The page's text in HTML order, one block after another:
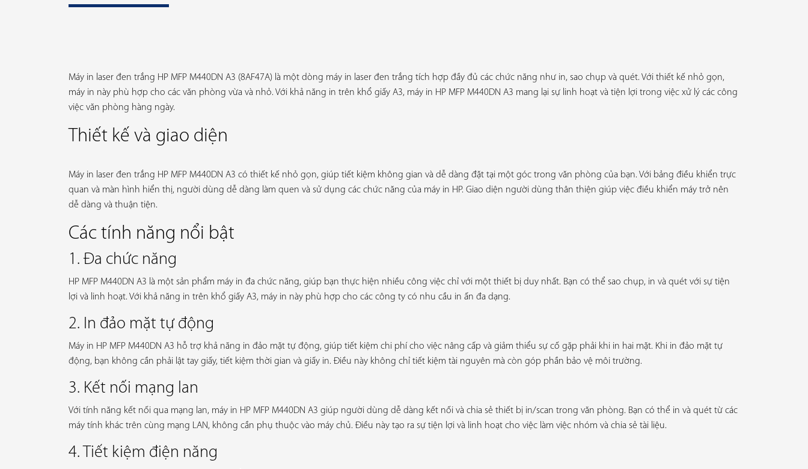
Máy in laser đen trắng HP MFP M440DN A3 (8AF47A) là một dòng máy in laser đen trắng tích hợp đầy đủ các chức năng như in, sao chụp và quét. Với thiết kế nhỏ gọn,
máy in này phù hợp cho các văn phòng vừa và nhỏ. Với khả năng in trên khổ giấy A3, máy in HP MFP M440DN A3 mang lại sự linh hoạt và tiện lợi trong việc xử lý các công
việc văn phòng hàng ngày.
Thiết kế và giao diện
Máy in laser đen trắng HP MFP M440DN A3 có thiết kế nhỏ gọn, giúp tiết kiệm không gian và dễ dàng đặt tại một góc trong văn phòng của bạn. Với bảng điều khiển trực
quan và màn hình hiển thị, người dùng dễ dàng làm quen và sử dụng các chức năng của máy in HP. Giao diện người dùng thân thiện giúp việc điều khiển máy trở nên
dễ dàng và thuận tiện.
Các tính năng nổi bật
1. Đa chức năng
HP MFP M440DN A3 là một sản phẩm máy in đa chức năng, giúp bạn thực hiện nhiều công việc chỉ với một thiết bị duy nhất. Bạn có thể sao chụp, in và quét với sự tiện
lợi và linh hoạt. Với khả năng in trên khổ giấy A3, máy in này phù hợp cho các công ty có nhu cầu in ấn đa dạng.
2. In đảo mặt tự động
Máy in HP MFP M440DN A3 hỗ trợ khả năng in đảo mặt tự động, giúp tiết kiệm chi phí cho việc nâng cấp và giảm thiểu sự cố gặp phải khi in hai mặt. Khi in đảo mặt tự
động, bạn không cần phải lật tay giấy, tiết kiệm thời gian và giấy in. Điều này không chỉ tiết kiệm tài nguyên mà còn góp phần bảo vệ môi trường.
3. Kết nối mạng lan
Với tính năng kết nối qua mạng lan, máy in HP MFP M440DN A3 giúp người dùng dễ dàng kết nối và chia sẻ thiết bị in/scan trong văn phòng. Bạn có thể in và quét từ các
máy tính khác trên cùng mạng LAN, không cần phụ thuộc vào máy chủ. Điều này tạo ra sự tiện lợi và linh hoạt cho việc làm việc nhóm và chia sẻ tài liệu.
4. Tiết kiệm điện năng